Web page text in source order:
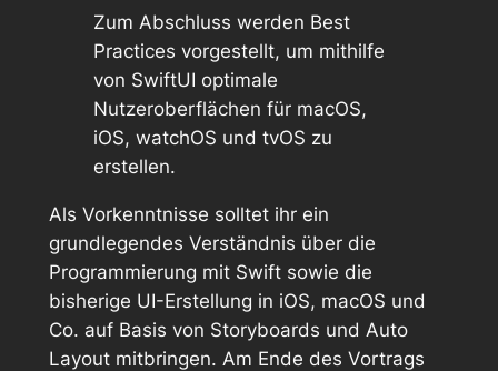
Zum Abschluss werden Best
Practices vorgestellt, um mithilfe
von SwiftUI optimale
Nutzeroberflächen für macOS,
iOS, watchOS und tvOS zu
erstellen.
Als Vorkenntnisse solltet ihr ein
grundlegendes Verständnis über die
Programmierung mit Swift sowie die
bisherige UI-Erstellung in iOS, macOS und
Co. auf Basis von Storyboards und Auto
Layout mitbringen. Am Ende des Vortrags